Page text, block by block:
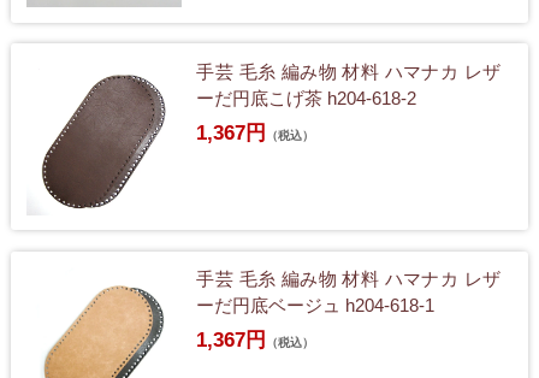
手芸 毛糸 編み物 材料 ハマナカ レザ
ーだ円底こげ茶 h204-618-2
1,367円 （税込）
手芸 毛糸 編み物 材料 ハマナカ レザ
ーだ円底ベージュ h204-618-1
1,367円 （税込）